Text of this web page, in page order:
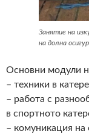
Занятие на
на долна
Основни модули
– техники в
– работа с
в спортното
– комуникация на